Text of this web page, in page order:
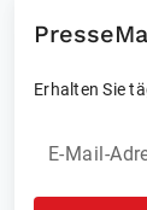
Erhalten Sie
E-Mail-